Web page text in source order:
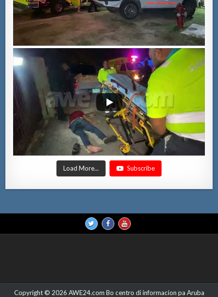
Load More... Subscribe
Copyright © 2026 AWE24.com Bo centro di informacion pa Aruba